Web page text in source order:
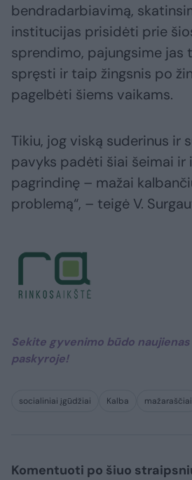
bendradarbiavimą,
institucijas prisidėti prie
sprendimo, pajungsime jas
spręsti ir taip žingsnis po
pagelbėti šiems vaikams.
Tikiu, jog viską suderinus ir
pavyks padėti šiai šeimai ir
pagrindinę – mažai
problemą“, – teigė V.
Sekite gyvenimo būdo naujienas
paskyroje!​
socialiniai įgūdžiai Kalba mažaraščiai
Komentuoti po šiuo